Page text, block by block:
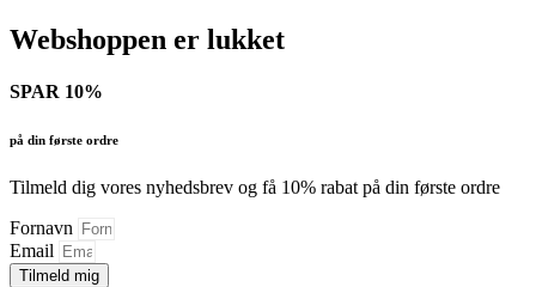
Webshoppen er lukket
SPAR 10%
på din første ordre
Tilmeld dig vores nyhedsbrev og få 10% rabat på din første ordre
Fornavn
Email
Tilmeld mig